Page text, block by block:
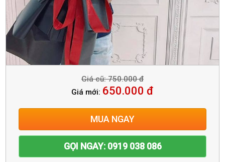
Giá cũ: 750.000 đ
Giá mới: 650.000 đ
MUA NGAY
GỌI NGAY: 0919 038 086